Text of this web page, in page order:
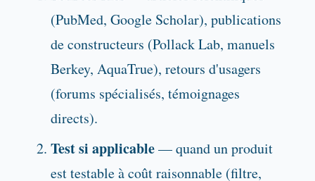
(PubMed, Google Scholar), publications
de constructeurs (Pollack Lab, manuels
Berkey, AquaTrue), retours d'usagers
(forums spécialisés, témoignages
directs).
Test si applicable— quand un produit
est testable à coût raisonnable (filtre,